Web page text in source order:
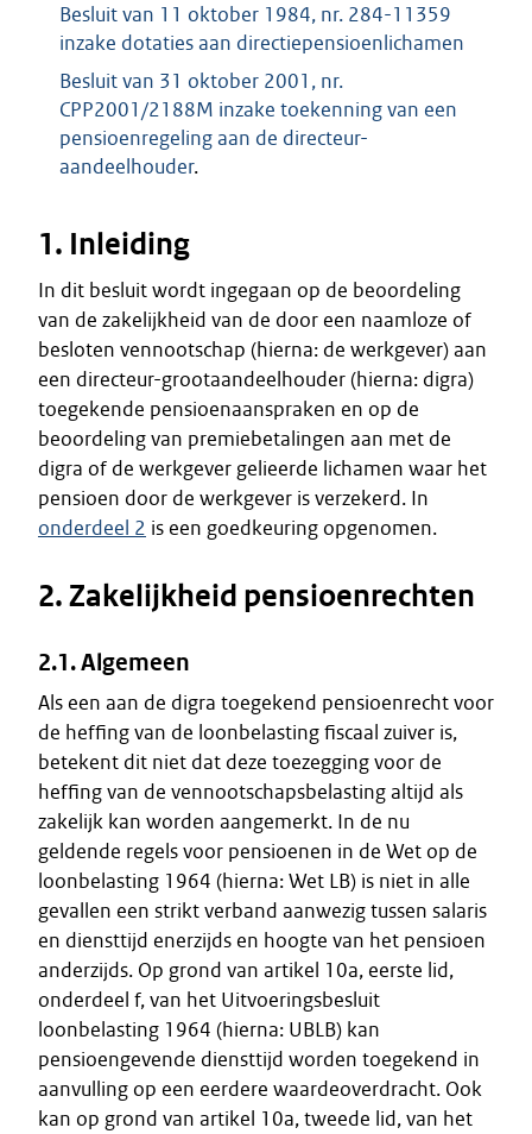
Besluit van 11 oktober 1984, nr. 284-11359
inzake dotaties aan directiepensioenlichamen
Besluit van 31 oktober 2001, nr.
CPP2001/2188M inzake toekenning van een
pensioenregeling aan de directeur-
aandeelhouder.
1. Inleiding
In dit besluit wordt ingegaan op de beoordeling
van de zakelijkheid van de door een naamloze of
besloten vennootschap (hierna: de werkgever) aan
een directeur-grootaandeelhouder (hierna: digra)
toegekende pensioenaanspraken en op de
beoordeling van premiebetalingen aan met de
digra of de werkgever gelieerde lichamen waar het
pensioen door de werkgever is verzekerd. In
onderdeel 2 is een goedkeuring opgenomen.
2. Zakelijkheid pensioenrechten
2.1. Algemeen
Als een aan de digra toegekend pensioenrecht voor
de heffing van de loonbelasting fiscaal zuiver is,
betekent dit niet dat deze toezegging voor de
heffing van de vennootschapsbelasting altijd als
zakelijk kan worden aangemerkt. In de nu
geldende regels voor pensioenen in de Wet op de
loonbelasting 1964 (hierna: Wet LB) is niet in alle
gevallen een strikt verband aanwezig tussen salaris
en diensttijd enerzijds en hoogte van het pensioen
anderzijds. Op grond van artikel 10a, eerste lid,
onderdeel f, van het Uitvoeringsbesluit
loonbelasting 1964 (hierna: UBLB) kan
pensioengevende diensttijd worden toegekend in
aanvulling op een eerdere waardeoverdracht. Ook
kan op grond van artikel 10a, tweede lid, van het